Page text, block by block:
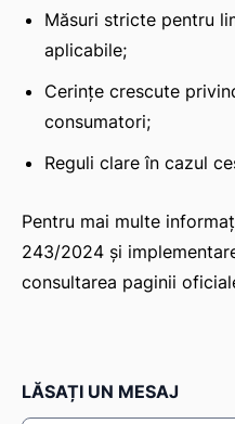
Măsuri stricte pentru
aplicabile;
Cerințe crescute
consumatori;
Reguli clare în cazul
Pentru mai multe
243/2024 și
consultarea paginii
LĂSAȚI UN MESAJ